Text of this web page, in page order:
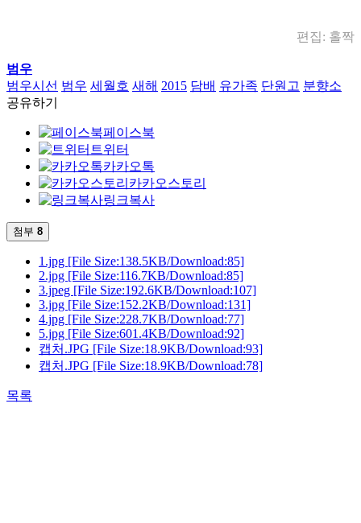
편집: 홀짝
범우
범우시선 범우 세월호 새해 2015 담배 유가족 단원고 분향소
공유하기
페이스북
트위터
카카오톡
카카오스토리
링크복사
첨부 8
1.jpg [File Size:138.5KB/Download:85]
2.jpg [File Size:116.7KB/Download:85]
3.jpeg [File Size:192.6KB/Download:107]
3.jpg [File Size:152.2KB/Download:131]
4.jpg [File Size:228.7KB/Download:77]
5.jpg [File Size:601.4KB/Download:92]
캡처.JPG [File Size:18.9KB/Download:93]
캡처.JPG [File Size:18.9KB/Download:78]
목록